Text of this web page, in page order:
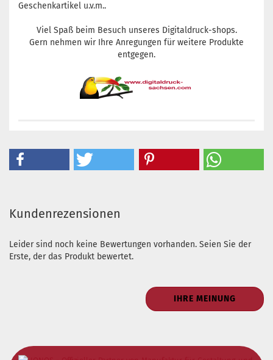
Geschenkartikel u.v.m..
Viel Spaß beim Besuch unseres Digitaldruck-shops.
Gern nehmen wir Ihre Anregungen für weitere Produkte
entgegen.
Kundenrezensionen
Leider sind noch keine Bewertungen vorhanden. Seien Sie der
Erste, der das Produkt bewertet.
IHRE MEINUNG